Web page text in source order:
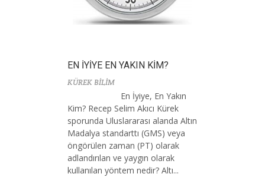
EN İYİYE EN YAKIN KİM?
KÜREK BİLİM
En İyiye, En Yakın
Kim? Recep Selim Akıcı Kürek
sporunda Uluslararası alanda Altın
Madalya standarttı (GMS) veya
öngörülen zaman (PT) olarak
adlandırılan ve yaygın olarak
kullanılan yöntem nedir? Altı...